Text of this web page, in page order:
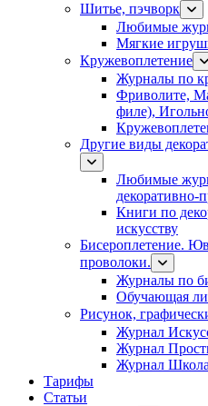
Шитье, пэчворк
Любимые
Мягкие
Кружевоплетение
Журналы по
Фриволите,
филе),
Другие виды
Любимые
декоративно-
Книги по
искусству
Бисероплетение.
проволоки.
Журналы по
Обучающая
Рисунок,
Журнал
Журнал
Журнал
Тарифы
Статьи